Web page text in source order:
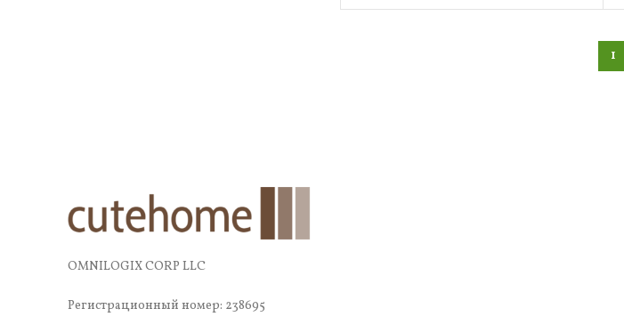
1
OMNILOGIX CORP LLC
Регистрационный номер: 238695